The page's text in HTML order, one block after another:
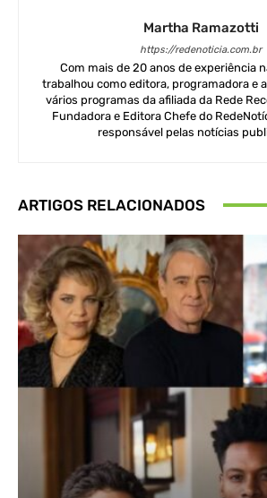
Martha Ramazotti
https://redenoticia.com.br
Com mais de 20 anos de experiência
trabalhou como editora, programadora e
vários programas da afiliada da Rede
Fundadora e Editora Chefe do
responsável pelas notícias
ARTIGOS RELACIONADOS